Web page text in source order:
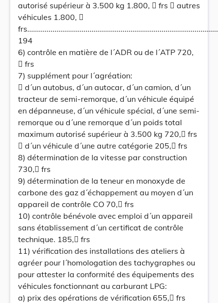
autorisé supérieur à 3.500 kg 1.800,  frs  autres
véhicules 1.800, 
194
6) contrôle en matière de l´ADR ou de l´ATP 720,
 frs
7) supplément pour l´agréation:
 d´un autobus, d´un autocar, d´un camion, d´un
tracteur de semi-remorque, d´un véhicule équipé
en dépanneuse, d´un véhicule spécial, d´une semi-
remorque ou d´une remorque d´un poids total
maximum autorisé supérieur à 3.500 kg 720, frs
 d´un véhicule d´une autre catégorie 205, frs
8) détermination de la vitesse par construction
730, frs
9) détermination de la teneur en monoxyde de
carbone des gaz d´échappement au moyen d´un
appareil de contrôle CO 70, frs
10) contrôle bénévole avec emploi d´un appareil
sans établissement d´un certificat de contrôle
technique. 185, frs
11) vérification des installations des ateliers à
agréer pour l´homologation des tachygraphes ou
pour attester la conformité des équipements des
véhicules fonctionnant au carburant LPG:
a) prix des opérations de vérification 655, frs